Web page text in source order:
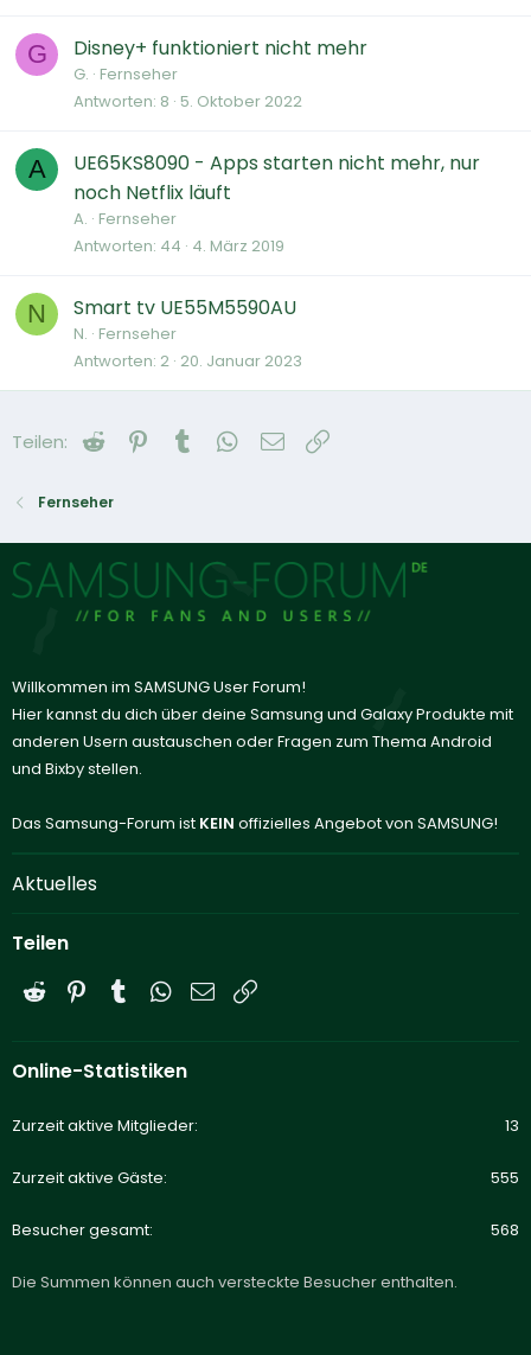
G Disney+ funktioniert nicht mehr
G. Fernseher
Antworten 8 5. Oktober 2022
A
UE65KS8090 - Apps starten nicht mehr, nur
noch Netflix läuft
A. Fernseher
Antworten 44 4. März 2019
N Smart tv UE55M5590AU
N. Fernseher
Antworten 2 20. Januar 2023
Teilen: Reddit Pinterest
Tumblr WhatsApp
E-Mail
Fernseher
Willkommen im SAMSUNG User Forum!
Hier kannst du dich über deine Samsung und Galaxy Produkte mit
anderen Usern austauschen oder Fragen zum Thema Android
und Bixby stellen.
Das Samsung-Forum ist KEIN offizielles Angebot von SAMSUNG!
Aktuelles
Teilen
Reddit PinterestTumblrWhatsApp
E-Mail
Online-Statistiken
Zurzeit aktive Mitglieder 13
Zurzeit aktive Gäste 555
Besucher gesamt 568
Die Summen können auch versteckte Besucher enthalten.